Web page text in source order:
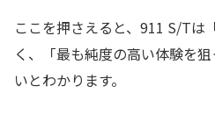
ここを押さえると、911 S/Tは
く、「最も純度の高い体験を
いとわかります。